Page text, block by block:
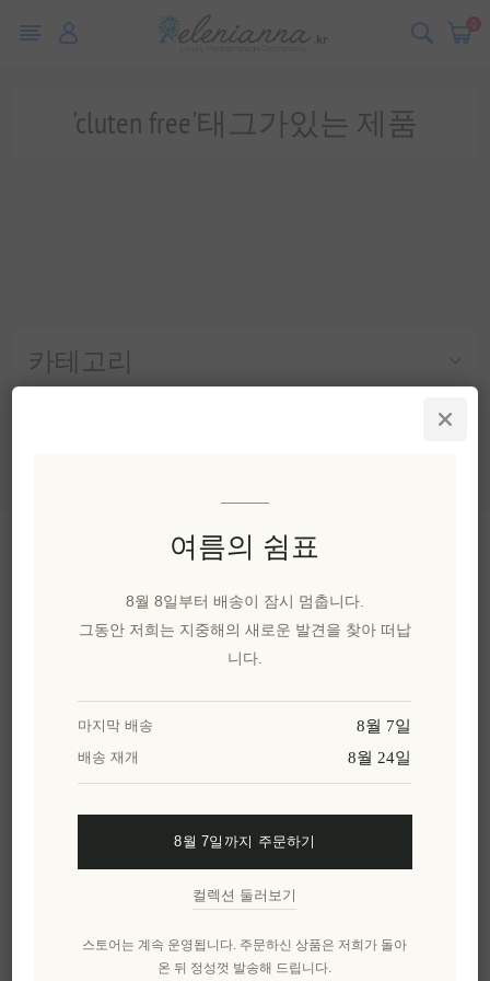
0
카테고리
'cluten free'태그가있는 제품
정보
내 계정
여름의 쉼표
8월 8일부터 배송이 잠시 멈춥니다.
그동안 저희는 지중해의 새로운 발견을 찾아 떠납
니다.
마지막 배송 8월 7일
배송 재개 8월 24일
8월 7일까지 주문하기
컬렉션 둘러보기
스토어는 계속 운영됩니다. 주문하신 상품은 저희가 돌아
온 뒤 정성껏 발송해 드립니다.